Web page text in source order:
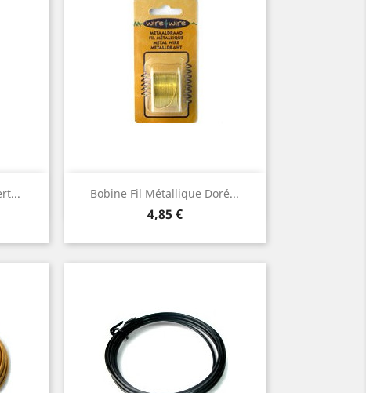
Bobine Fil Métallique Doré...
Prix
4,85 €
 Aperçu rapide